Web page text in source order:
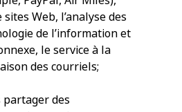
Web, l’analyse des
de l’information et
le service à la
des courriels;
des